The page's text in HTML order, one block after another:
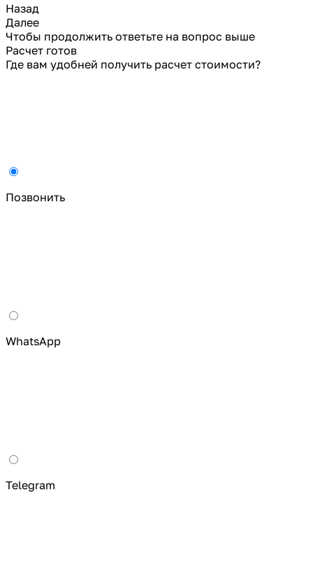
Назад
Далее
Чтобы продолжить ответьте на вопрос выше
Расчет готов
Где вам удобней получить расчет стоимости?
Позвонить
WhatsApp
Telegram